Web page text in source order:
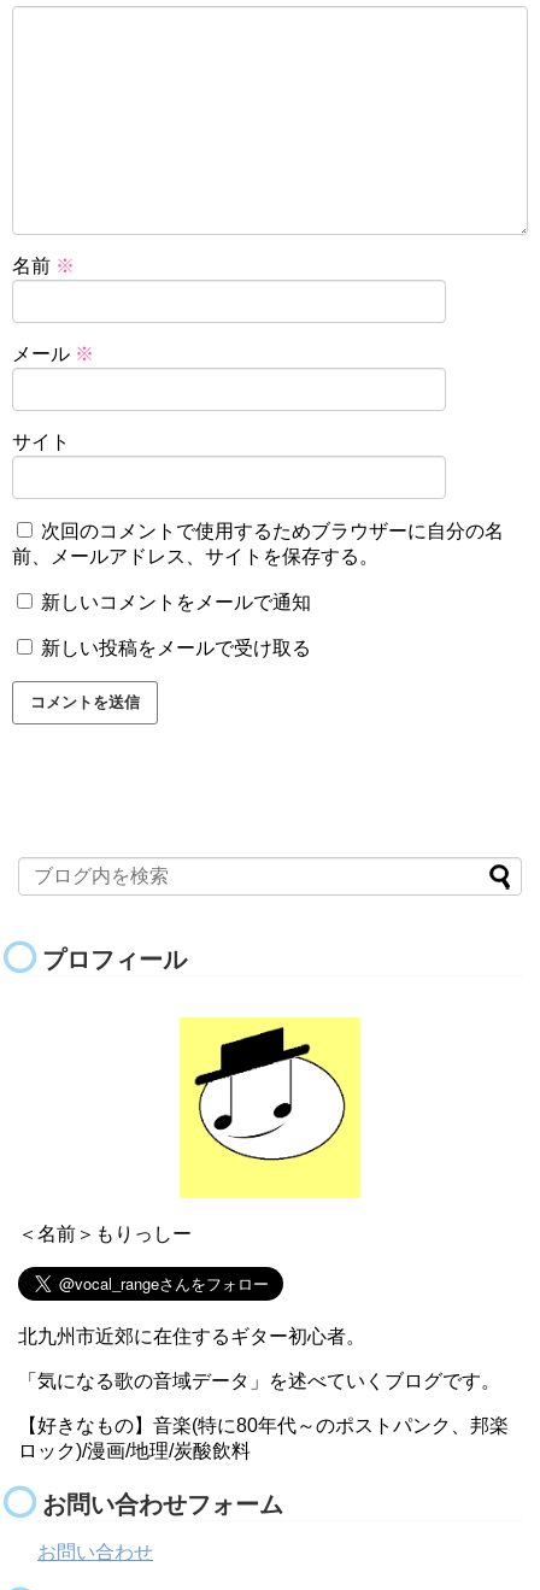
名前 ※
メール ※
サイト
次回のコメントで使用するためブラウザーに自分の名
前、メールアドレス、サイトを保存する。
新しいコメントをメールで通知
新しい投稿をメールで受け取る
プロフィール
＜名前＞もりっしー
北九州市近郊に在住するギター初心者。
「気になる歌の音域データ」を述べていくブログです。
【好きなもの】音楽(特に80年代～のポストパンク、邦楽
ロック)/漫画/地理/炭酸飲料
お問い合わせフォーム
お問い合わせ